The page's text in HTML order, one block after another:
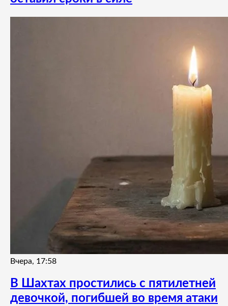
Вчера, 17:58
В Шахтах простились с пятилетней
девочкой, погибшей во время атаки